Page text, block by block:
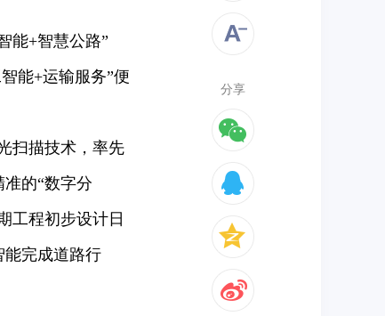
能+智慧公路”
能+运输服务”便
扫描技术，率先
的“数字分
工程初步设计日
能完成道路行
分享